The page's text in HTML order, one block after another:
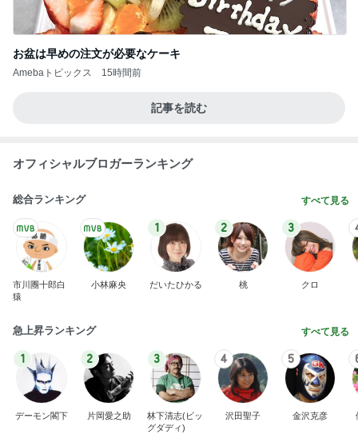
お盆は早めの注文が必要なケーキ
Amebaトピックス 15時間前
記事を読む
オフィシャルブロガーランキング
総合ランキング すべて見る
市川團十郎白
猿
小林麻央
1
だいたひかる
2
桃
3
クロ
急上昇ランキング すべて見る
1
デーモン閣下
2
片岡愛之助
3
林下清志(ビッ
グダディ)
4
沢田聖子
5
金沢克彦